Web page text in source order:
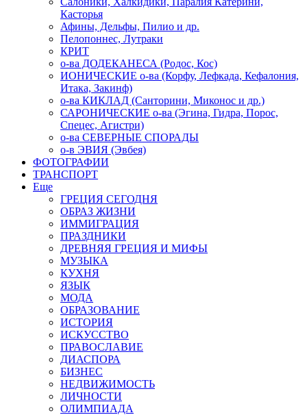
Касторья
Афины, Дельфы, Пилио и др.
Пелопоннес, Лутраки
КРИТ
о-ва ДОДЕКАНЕСА (Родос, Кос)
ИОНИЧЕСКИЕ о-ва (Корфу, Лефкада, Кефалония,
Итака, Закинф)
о-ва КИКЛАД (Санторини, Миконос и др.)
САРОНИЧЕСКИЕ о-ва (Эгина, Гидра, Порос,
Спецес, Агистри)
о-ва СЕВЕРНЫЕ СПОРАДЫ
о-в ЭВИЯ (Эвбея)
ФОТОГРАФИИ
ТРАНСПОРТ
Еще
ГРЕЦИЯ СЕГОДНЯ
ОБРАЗ ЖИЗНИ
ИММИГРАЦИЯ
ПРАЗДНИКИ
ДРЕВНЯЯ ГРЕЦИЯ И МИФЫ
МУЗЫКА
КУХНЯ
ЯЗЫК
МОДА
ОБРАЗОВАНИЕ
ИСТОРИЯ
ИСКУССТВО
ПРАВОСЛАВИЕ
ДИАСПОРА
БИЗНЕС
НЕДВИЖИМОСТЬ
ЛИЧНОСТИ
ОЛИМПИАДА